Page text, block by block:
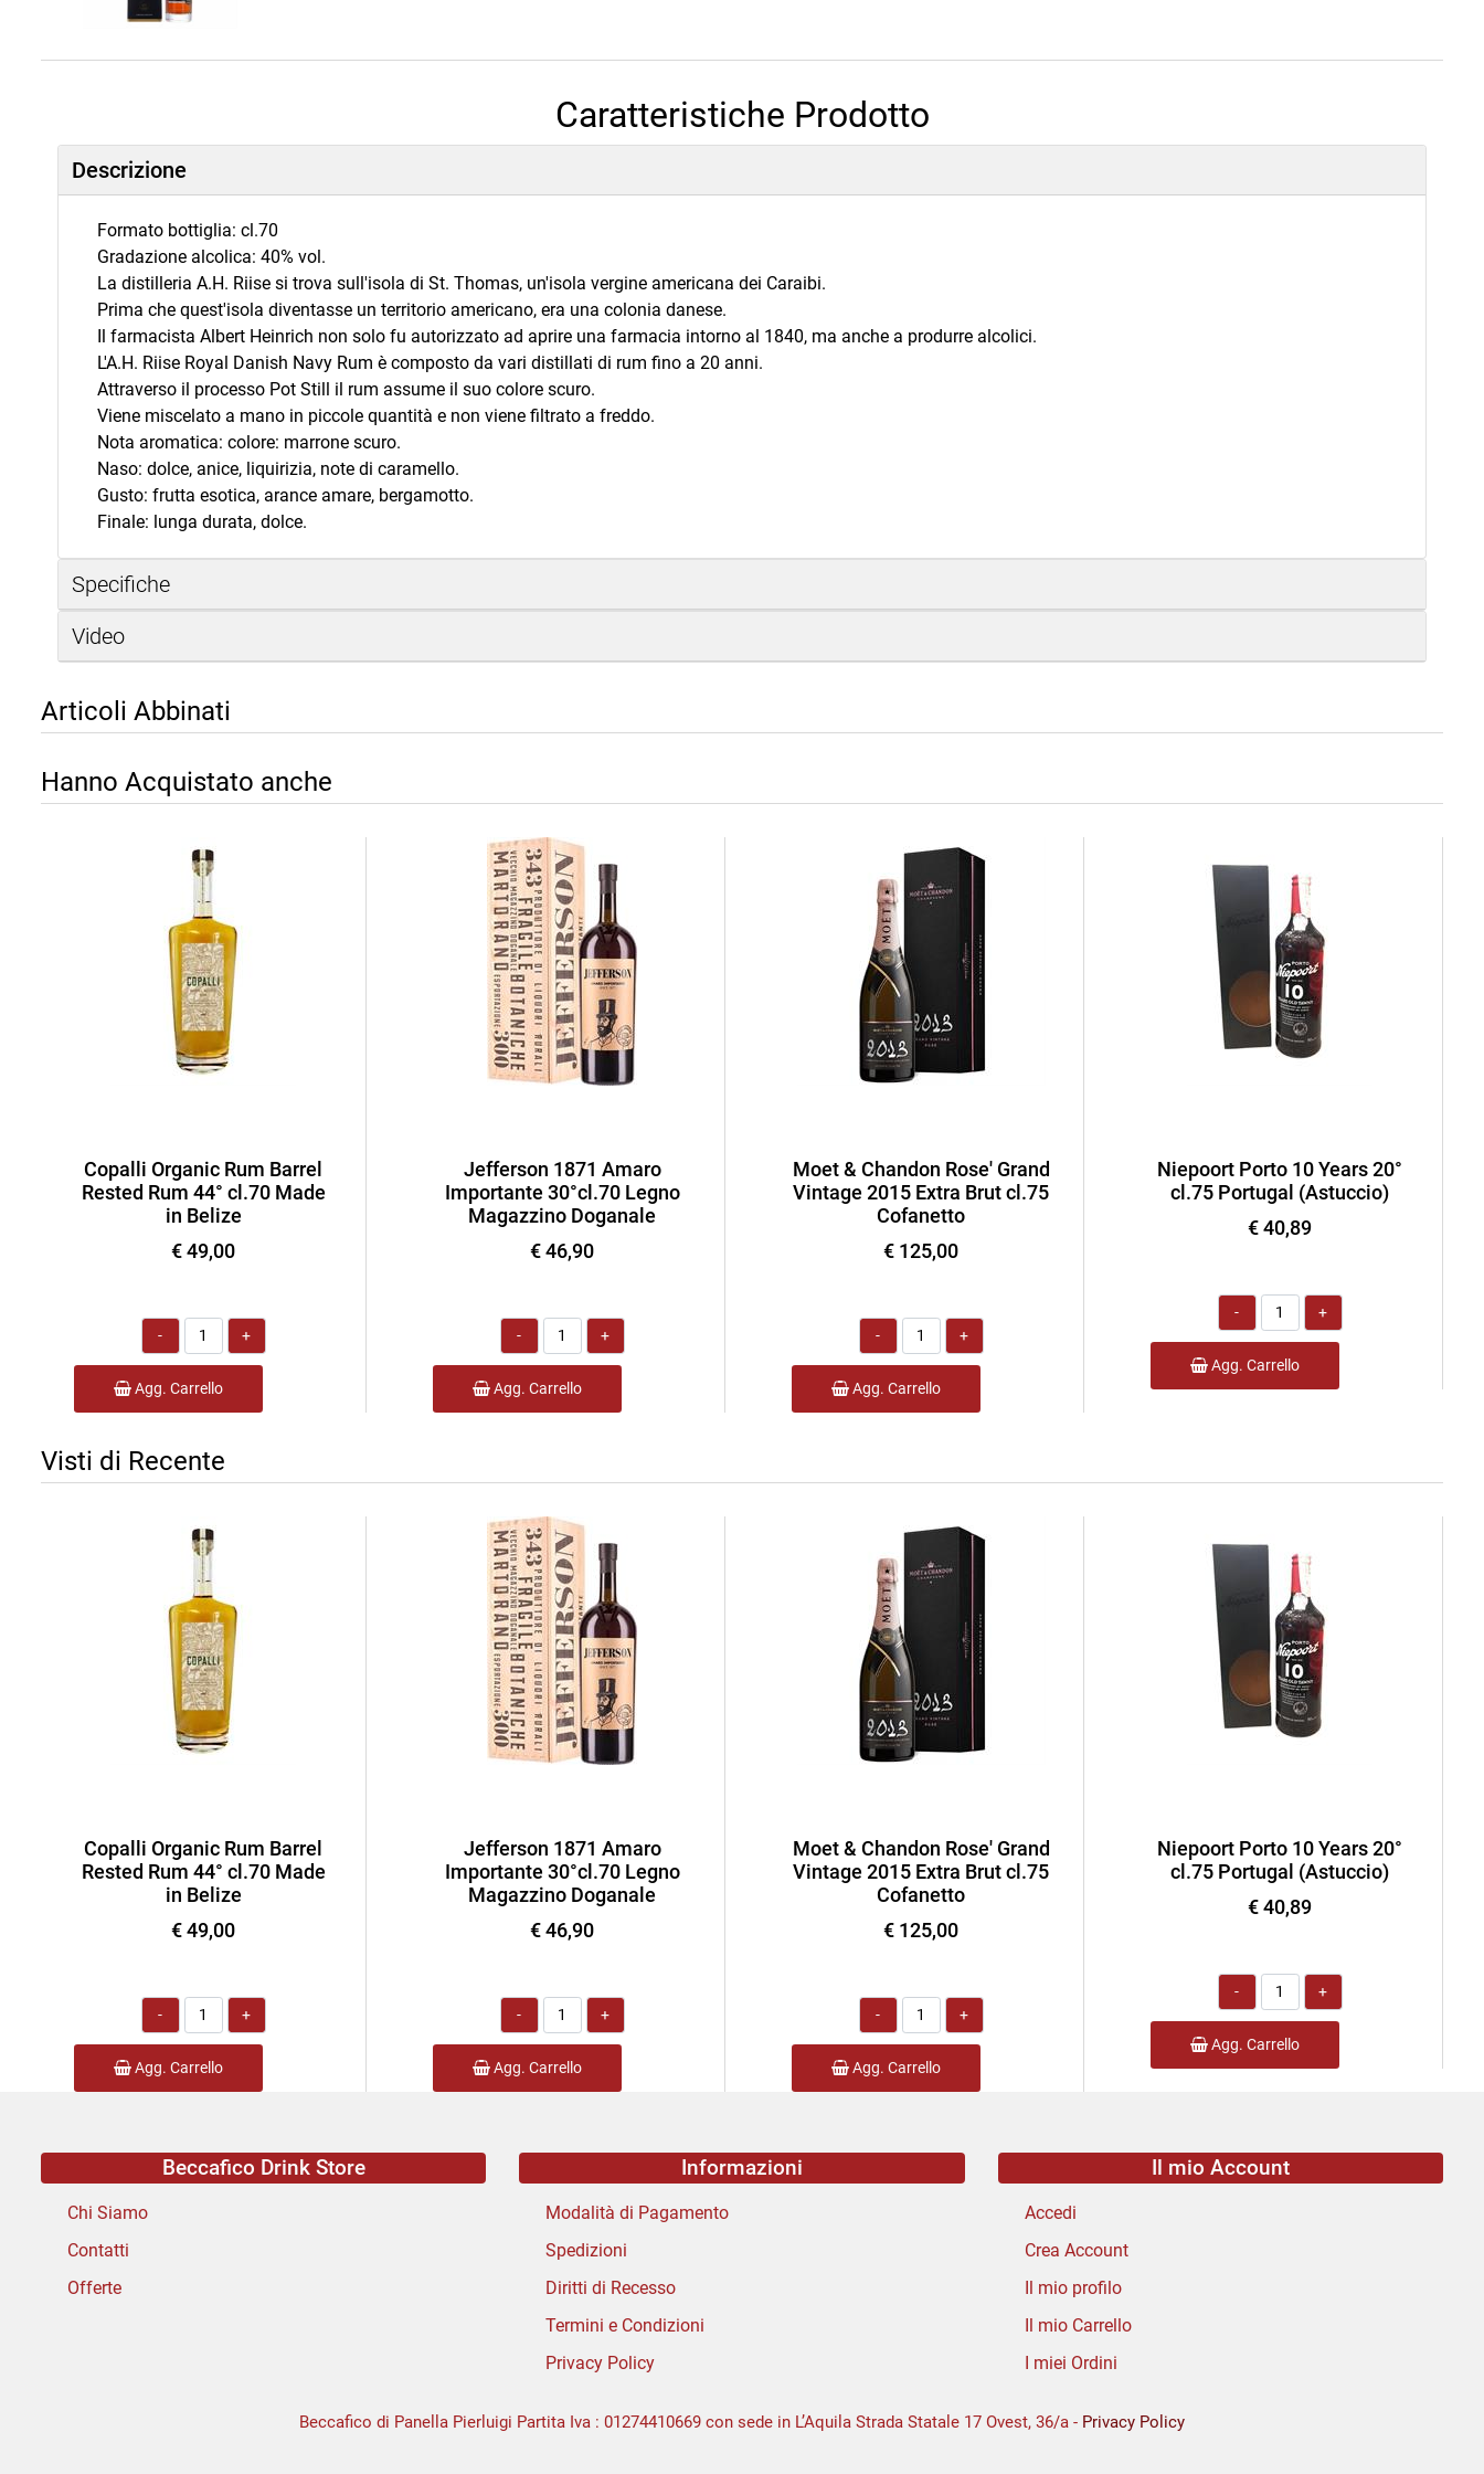
Caratteristiche Prodotto
Descrizione
Formato bottiglia: cl.70
Gradazione alcolica: 40% vol.
La distilleria A.H. Riise si trova sull'isola di St. Thomas, un'isola vergine americana dei Caraibi.
Prima che quest'isola diventasse un territorio americano, era una colonia danese.
Il farmacista Albert Heinrich non solo fu autorizzato ad aprire una farmacia intorno al 1840, ma anche a produrre alcolici.
L'A.H. Riise Royal Danish Navy Rum è composto da vari distillati di rum fino a 20 anni.
Attraverso il processo Pot Still il rum assume il suo colore scuro.
Viene miscelato a mano in piccole quantità e non viene filtrato a freddo.
Nota aromatica‍: colore: marrone scuro.
Naso: dolce, anice, liquirizia, note di caramello.
Gusto: frutta esotica, arance amare, bergamotto.
Finale: lunga durata, dolce.
Specifiche
Video
Articoli Abbinati
Hanno Acquistato anche
Copalli Organic Rum Barrel
Rested Rum 44° cl.70 Made
in Belize
€ 49,00
Quantità
Agg. Carrello
Jefferson 1871 Amaro
Importante 30°cl.70 Legno
Magazzino Doganale
€ 46,90
Quantità
Agg. Carrello
Moet & Chandon Rose' Grand
Vintage 2015 Extra Brut cl.75
Cofanetto
€ 125,00
Quantità
Agg. Carrello
Niepoort Porto 10 Years 20°
cl.75 Portugal (Astuccio)
€ 40,89
Quantità
Agg. Carrello
Visti di Recente
Copalli Organic Rum Barrel
Rested Rum 44° cl.70 Made
in Belize
€ 49,00
Quantità
Agg. Carrello
Jefferson 1871 Amaro
Importante 30°cl.70 Legno
Magazzino Doganale
€ 46,90
Quantità
Agg. Carrello
Moet & Chandon Rose' Grand
Vintage 2015 Extra Brut cl.75
Cofanetto
€ 125,00
Quantità
Agg. Carrello
Niepoort Porto 10 Years 20°
cl.75 Portugal (Astuccio)
€ 40,89
Quantità
Agg. Carrello
Beccafico Drink Store
Chi Siamo
Contatti
Offerte
Informazioni
Modalità di Pagamento
Spedizioni
Diritti di Recesso
Termini e Condizioni
Privacy Policy
Il mio Account
Accedi
Crea Account
Il mio profilo
Il mio Carrello
I miei Ordini
Beccafico di Panella Pierluigi Partita Iva : 01274410669 con sede in L’Aquila Strada Statale 17 Ovest, 36/a - Privacy Policy